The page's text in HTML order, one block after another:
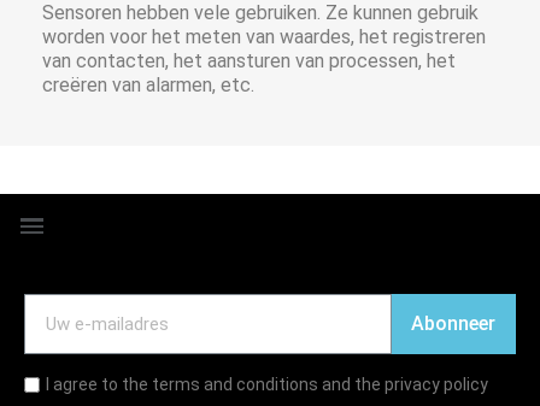
Sensoren hebben vele gebruiken. Ze kunnen gebruik
worden voor het meten van waardes, het registreren
van contacten, het aansturen van processen, het
creëren van alarmen, etc.
Abonneer
I agree to the terms and conditions and the privacy policy